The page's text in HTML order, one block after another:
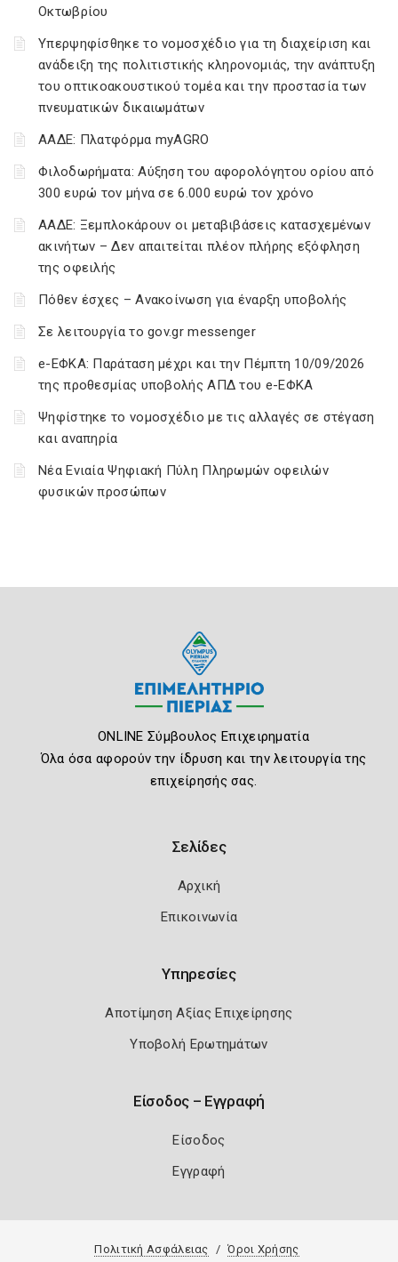
Οκτωβρίου
Υπερψηφίσθηκε το νομοσχέδιο για τη διαχείριση και
ανάδειξη της πολιτιστικής κληρονομιάς, την ανάπτυξη
του οπτικοακουστικού τομέα και την προστασία των
πνευματικών δικαιωμάτων
ΑΑΔΕ: Πλατφόρμα myAGRO
Φιλοδωρήματα: Αύξηση του αφορολόγητου ορίου από
300 ευρώ τον μήνα σε 6.000 ευρώ τον χρόνο
ΑΑΔΕ: Ξεμπλοκάρουν οι μεταβιβάσεις κατασχεμένων
ακινήτων – Δεν απαιτείται πλέον πλήρης εξόφληση
της οφειλής
Πόθεν έσχες – Ανακοίνωση για έναρξη υποβολής
Σε λειτουργία το gov.gr messenger
e-ΕΦΚΑ: Παράταση μέχρι και την Πέμπτη 10/09/2026
της προθεσμίας υποβολής ΑΠΔ του e-ΕΦΚΑ
Ψηφίστηκε το νομοσχέδιο με τις αλλαγές σε στέγαση
και αναπηρία
Νέα Ενιαία Ψηφιακή Πύλη Πληρωμών οφειλών
φυσικών προσώπων
ONLINE Σύμβουλος Επιχειρηματία
Όλα όσα αφορούν την ίδρυση και την λειτουργία της
επιχείρησής σας.
Σελίδες
Αρχική
Επικοινωνία
Υπηρεσίες
Αποτίμηση Αξίας Επιχείρησης
Υποβολή Ερωτημάτων
Είσοδος – Εγγραφή
Είσοδος
Εγγραφή
Πολιτική Ασφάλειας Όροι Χρήσης